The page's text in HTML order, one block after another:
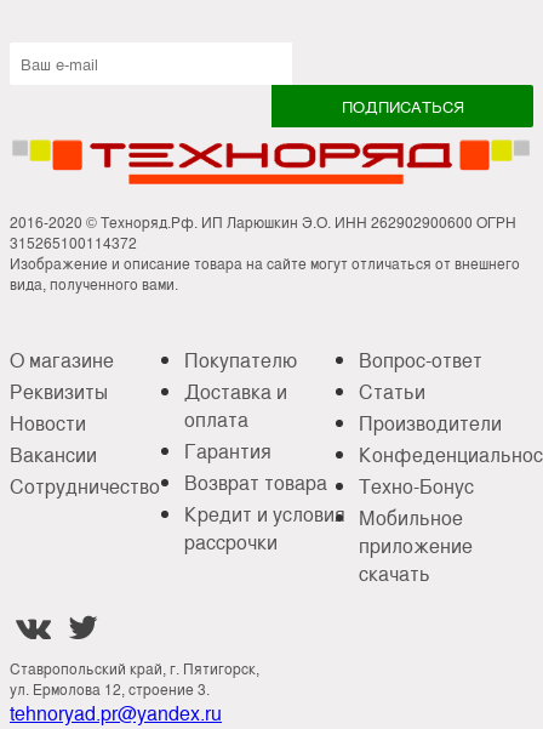
2016-2020 © Техноряд.Рф. ИП Ларюшкин Э.О. ИНН 262902900600 ОГРН
315265100114372
Изображение и описание товара на сайте могут отличаться от внешнего
вида, полученного вами.
О магазине
Реквизиты
Новости
Вакансии
Сотрудничество
Покупателю
Доставка и
оплата
Гарантия
Возврат товара
Кредит и условия
рассрочки
Вопрос-ответ
Статьи
Производители
Техно-Бонус
Мобильное
приложение
скачать
 
Ставропольский край, г. Пятигорск,
ул. Ермолова 12, строение 3.
tehnoryad.pr@yandex.ru